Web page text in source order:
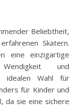
Skatern.
eine einzigartige
und
idealen Wahl für
für Kinder und
da sie eine sichere